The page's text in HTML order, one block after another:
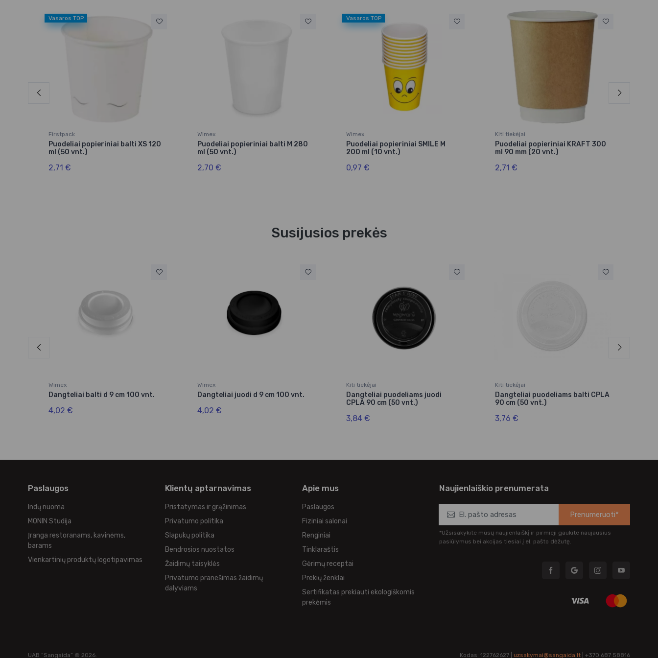
Vasaros TOP
Firstpack
Puodeliai popieriniai balti XS 120
ml (50 vnt.)
2,71 €
Wimex
Puodeliai popieriniai balti M 280
ml (50 vnt.)
2,70 €
Vasaros TOP
Wimex
Puodeliai popieriniai SMILE M
200 ml (10 vnt.)
0,97 €
Kiti tiekėjai
Puodeliai popieriniai KRAFT 300
ml 90 mm (20 vnt.)
2,71 €
Susijusios prekės
Wimex
Dangteliai balti d 9 cm 100 vnt.
4,02 €
Wimex
Dangteliai juodi d 9 cm 100 vnt.
4,02 €
Kiti tiekėjai
Dangteliai puodeliams juodi
CPLA 90 cm (50 vnt.)
3,84 €
Kiti tiekėjai
Dangteliai puodeliams balti CPLA
90 cm (50 vnt.)
3,76 €
Paslaugos
Indų nuoma
MONIN Studija
Įranga restoranams, kavinėms,
barams
Vienkartinių produktų logotipavimas
Klientų aptarnavimas
Pristatymas ir grąžinimas
Privatumo politika
Slapukų politika
Bendrosios nuostatos
Žaidimų taisyklės
Privatumo pranešimas žaidimų
dalyviams
Apie mus
Paslaugos
Fiziniai salonai
Renginiai
Tinklaraštis
Gėrimų receptai
Prekių ženklai
Sertifikatas prekiauti ekologiškomis
prekėmis
Naujienlaiškio prenumerata
Prenumeruoti*
*Užsisakykite mūsų naujienlaiškį ir pirmieji gaukite naujausius
pasiūlymus bei akcijas tiesiai į el. pašto dėžutę.
UAB “Sangaida” © 2026. Kodas: 122762627 | uzsakymai@sangaida.lt | +370 687 58816